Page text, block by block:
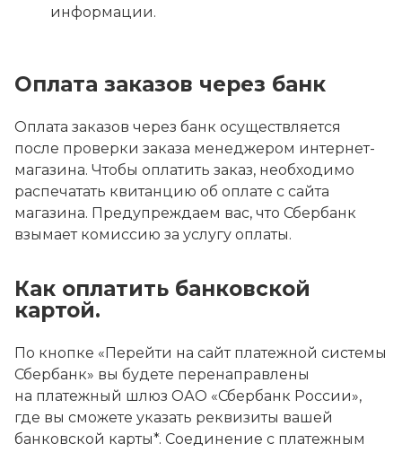
информации.
Оплата заказов через банк
Оплата заказов через банк осуществляется
после проверки заказа менеджером интернет-
магазина. Чтобы оплатить заказ, необходимо
распечатать квитанцию об оплате с сайта
магазина. Предупреждаем вас, что Сбербанк
взымает комиссию за услугу оплаты.
Как оплатить банковской
картой.
По кнопке «Перейти на сайт платежной системы
Сбербанк» вы будете перенаправлены
на платежный шлюз ОАО «Сбербанк России»,
где вы сможете указать реквизиты вашей
банковской карты*. Соединение с платежным